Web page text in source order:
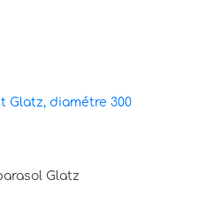
Glatz, diamétre 300
Glatz